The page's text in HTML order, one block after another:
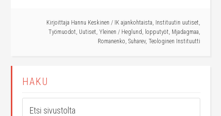
Kirjoittaja Hannu Keskinen / IK ajankohtaista, Instituutin uutiset,
Työmuodot, Uutiset, Yleinen / Heglund, lopputyöt, Mjadagmaa,
Romanenko, Suharev, Teologinen Instituutti
HAKU